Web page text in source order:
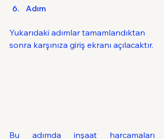
Adım
Yukarıdaki adımlar tamamlandıktan
sonra karşınıza giriş ekranı açılacaktır.
Bu adımda inşaat harcamaları